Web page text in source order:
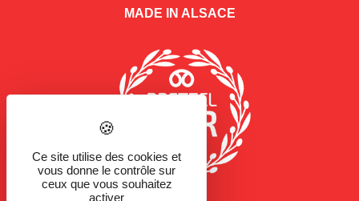
MADE IN ALSACE
Ce site utilise des cookies et
vous donne le contrôle sur
ceux que vous souhaitez
activer